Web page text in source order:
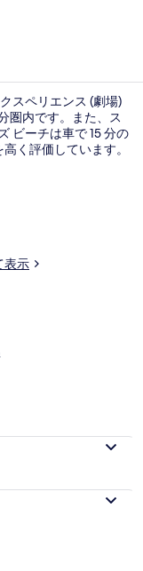
スペリエンス (劇場)
圏内です。また、ス
ビーチは車で 15 分の
く評価しています。
表示